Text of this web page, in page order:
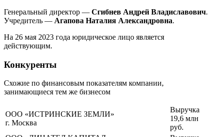
Генеральный директор — Сгибнев Андрей Владиславович.
Учредитель — Агапова Наталия Александровна.
На 26 мая 2023 года юридическое лицо является
действующим.
Конкуренты
Схожие по финансовым показателям компании,
занимающиеся тем же бизнесом
ООО «ИСТРИНСКИЕ ЗЕМЛИ»
г. Москва
Выручка
19,6 млн
руб.